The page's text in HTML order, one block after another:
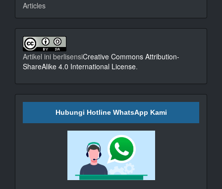
Articles
Artikel ini berlisensiCreative Commons Attribution-
ShareAlike 4.0 International License.
Hubungi Hotline WhatsApp Kami